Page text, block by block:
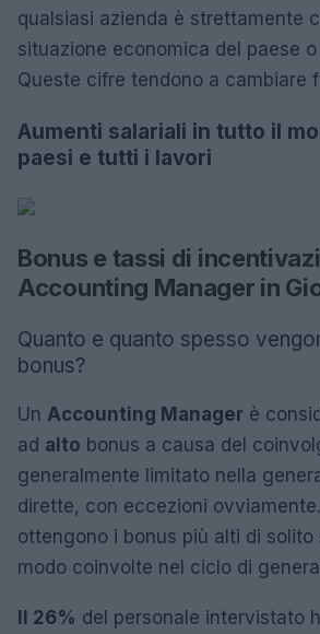
qualsiasi azienda è strettamente
situazione economica del paese
Queste cifre tendono a cambiare
Aumenti salariali in tutto il
paesi e tutti i lavori
Bonus e tassi di
Accounting Manager in
Quanto e quanto spesso
bonus?
Un Accounting Manager è
ad alto bonus a causa del
generalmente limitato nella
dirette, con eccezioni
ottengono i bonus più alti di solito
modo coinvolte nel ciclo di
Il 26% del personale intervistato